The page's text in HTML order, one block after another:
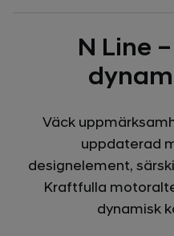
N Line
Väck
uppdaterad
designelement,
Kraftfulla
dynamisk